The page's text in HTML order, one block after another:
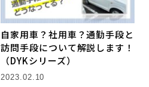
自家用車？社用車？通勤手段と
訪問手段について解説します！
（DYKシリーズ）
2023.02.10